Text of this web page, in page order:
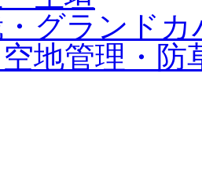
グランドカ
地管理・防